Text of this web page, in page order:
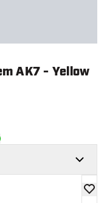
AK7 - Yellow
Zur